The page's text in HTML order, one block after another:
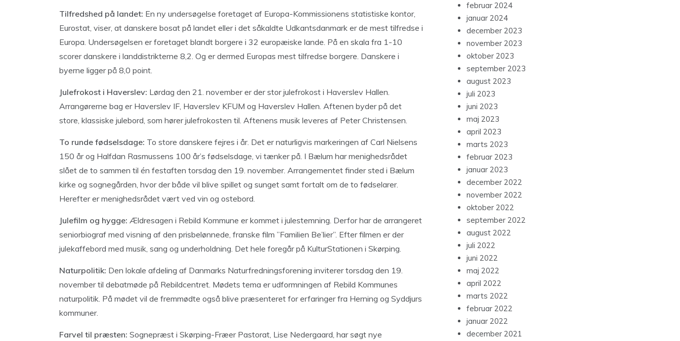
Tilfredshed på landet: En ny undersøgelse foretaget af Europa-Kommissionens statistiske kontor,
Eurostat, viser, at danskere bosat på landet eller i det såkaldte Udkantsdanmark er de mest tilfredse i
Europa. Undersøgelsen er foretaget blandt borgere i 32 europæiske lande. På en skala fra 1-10
scorer danskere i landdistrikterne 8,2. Og er dermed Europas mest tilfredse borgere. Danskere i
byerne ligger på 8,0 point.
Julefrokost i Haverslev: Lørdag den 21. november er der stor julefrokost i Haverslev Hallen.
Arrangørerne bag er Haverslev IF, Haverslev KFUM og Haverslev Hallen. Aftenen byder på det
store, klassiske julebord, som hører julefrokosten til. Aftenens musik leveres af Peter Christensen.
To runde fødselsdage: To store danskere fejres i år. Det er naturligvis markeringen af Carl Nielsens
150 år og Halfdan Rasmussens 100 år’s fødselsdage, vi tænker på. I Bælum har menighedsrådet
slået de to sammen til én festaften torsdag den 19. november. Arrangementet finder sted i Bælum
kirke og sognegården, hvor der både vil blive spillet og sunget samt fortalt om de to fødselarer.
Herefter er menighedsrådet vært ved vin og ostebord.
Julefilm og hygge: Ældresagen i Rebild Kommune er kommet i julestemning. Derfor har de arrangeret
seniorbiograf med visning af den prisbelønnede, franske film ”Familien Be’lier”. Efter filmen er der
julekaffebord med musik, sang og underholdning. Det hele foregår på KulturStationen i Skørping.
Naturpolitik: Den lokale afdeling af Danmarks Naturfredningsforening inviterer torsdag den 19.
november til debatmøde på Rebildcentret. Mødets tema er udformningen af Rebild Kommunes
naturpolitik. På mødet vil de fremmødte også blive præsenteret for erfaringer fra Herning og Syddjurs
kommuner.
Farvel til præsten: Sognepræst i Skørping-Fræer Pastorat, Lise Nedergaard, har søgt nye
februar 2024
januar 2024
december 2023
november 2023
oktober 2023
september 2023
august 2023
juli 2023
juni 2023
maj 2023
april 2023
marts 2023
februar 2023
januar 2023
december 2022
november 2022
oktober 2022
september 2022
august 2022
juli 2022
juni 2022
maj 2022
april 2022
marts 2022
februar 2022
januar 2022
december 2021